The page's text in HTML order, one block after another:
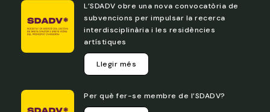
L’SDADV obre una nova convocatòria de
subvencions per impulsar la recerca
interdisciplinària i les residències
artístiques
Llegir més
Per què fer-se membre de l’SDADV?